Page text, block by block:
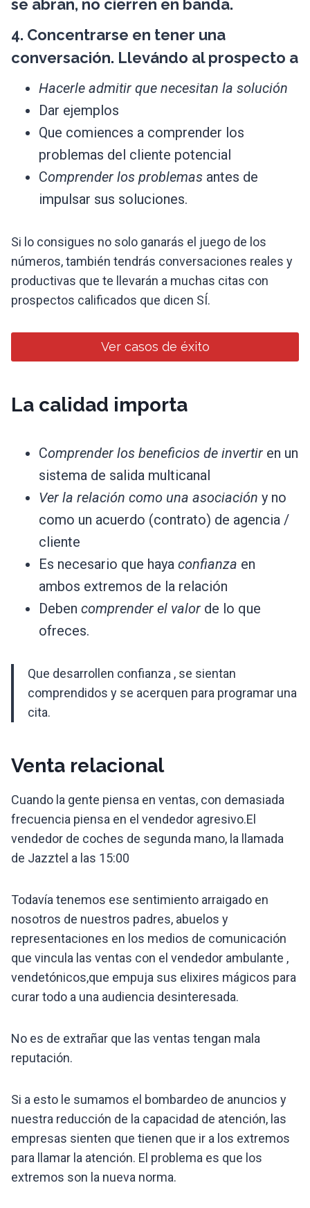
se abran, no cierren en banda.
4. Concentrarse en tener una
conversación. Llevándo al prospecto a
Hacerle admitir que necesitan la solución
Dar ejemplos
Que comiences a comprender los
problemas del cliente potencial
Comprender los problemas antes de
impulsar sus soluciones.
Si lo consigues no solo ganarás el juego de los
números, también tendrás conversaciones reales y
productivas que te llevarán a muchas citas con
prospectos calificados que dicen SÍ.
Ver casos de éxito
La calidad importa
Comprender los beneficios de invertir en un
sistema de salida multicanal
Ver la relación como una asociación y no
como un acuerdo (contrato) de agencia /
cliente
Es necesario que haya confianza en
ambos extremos de la relación
Deben comprender el valor de lo que
ofreces.
Que desarrollen confianza , se sientan
comprendidos y se acerquen para programar una
cita.
Venta relacional
Cuando la gente piensa en ventas, con demasiada
frecuencia piensa en el vendedor agresivo.El
vendedor de coches de segunda mano, la llamada
de Jazztel a las 15:00
Todavía tenemos ese sentimiento arraigado en
nosotros de nuestros padres, abuelos y
representaciones en los medios de comunicación
que vincula las ventas con el vendedor ambulante ,
vendetónicos,que empuja sus elixires mágicos para
curar todo a una audiencia desinteresada.
No es de extrañar que las ventas tengan mala
reputación.
Si a esto le sumamos el bombardeo de anuncios y
nuestra reducción de la capacidad de atención, las
empresas sienten que tienen que ir a los extremos
para llamar la atención. El problema es que los
extremos son la nueva norma.